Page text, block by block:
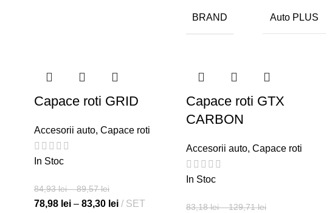
BRAND Auto PLUS
Capace roti GRID
Accesorii auto, Capace roti
In Stoc
84,93lei–89,57lei
78,98 lei– 83,30 lei
SET
Capace roti GTX
CARBON
Accesorii auto, Capace roti
In Stoc
83,18lei–129,71lei